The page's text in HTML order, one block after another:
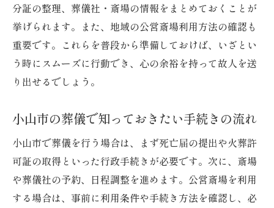
分証の整理、葬儀社・斎場の情報をまとめておくことが
挙げられます。また、地域の公営斎場利用方法の確認も
重要です。これらを普段から準備しておけば、いざとい
う時にスムーズに行動でき、心の余裕を持って故人を送
り出せるでしょう。
小山市の葬儀で知っておきたい手続きの流れ
小山市で葬儀を行う場合は、まず死亡届の提出や火葬許
可証の取得といった行政手続きが必要です。次に、斎場
や葬儀社の予約、日程調整を進めます。公営斎場を利用
する場合は、事前に利用条件や手続き方法を確認し、必